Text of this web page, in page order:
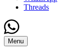
Threads
Menu